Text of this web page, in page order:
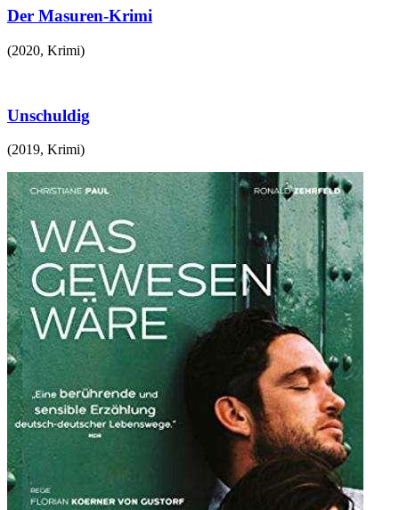
Der Masuren-Krimi
(2020, Krimi)
Unschuldig
(2019, Krimi)